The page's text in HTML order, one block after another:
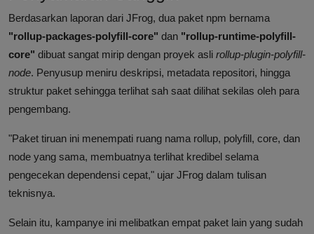
Berdasarkan laporan dari JFrog, dua paket npm bernama
"rollup-packages-polyfill-core" dan "rollup-runtime-polyfill-
core" dibuat sangat mirip dengan proyek asli rollup-plugin-polyfill-
node. Penyusup meniru deskripsi, metadata repositori, hingga
struktur paket sehingga terlihat sah saat dilihat sekilas oleh para
pengembang.
"Paket tiruan ini menempati ruang nama rollup, polyfill, core, dan
node yang sama, membuatnya terlihat kredibel selama
pengecekan dependensi cepat," ujar JFrog dalam tulisan
teknisnya.
Selain itu, kampanye ini melibatkan empat paket lain yang sudah